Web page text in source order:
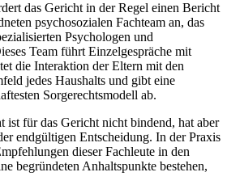
das Gericht in der Regel einen Bericht
psychosozialen Fachteam an, das
Psychologen und
Team führt Einzelgespräche mit
die Interaktion der Eltern mit den
jedes Haushalts und gibt eine
Sorgerechtsmodell ab.
ist für das Gericht nicht bindend, hat aber
endgültigen Entscheidung. In der Praxis
dieser Fachleute in den
begründeten Anhaltspunkte bestehen,